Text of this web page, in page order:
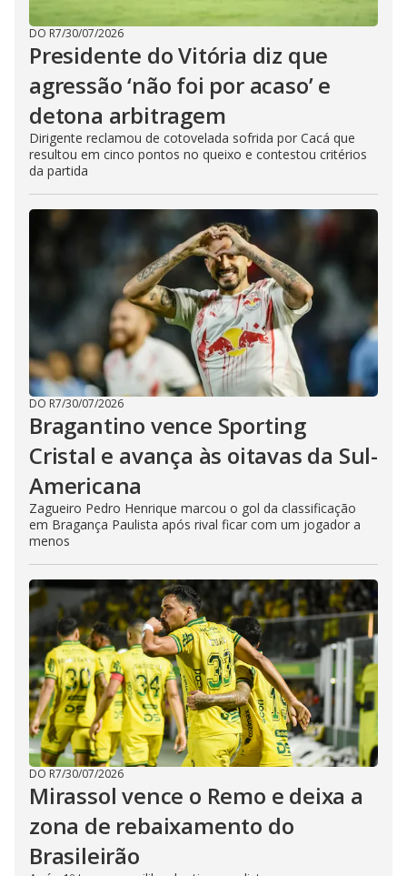
DO R7/30/07/2026
Presidente do Vitória diz que
agressão ‘não foi por acaso’ e
detona arbitragem
Dirigente reclamou de cotovelada sofrida por Cacá que
resultou em cinco pontos no queixo e contestou critérios
da partida
DO R7/30/07/2026
Bragantino vence Sporting
Cristal e avança às oitavas da Sul-
Americana
Zagueiro Pedro Henrique marcou o gol da classificação
em Bragança Paulista após rival ficar com um jogador a
menos
DO R7/30/07/2026
Mirassol vence o Remo e deixa a
zona de rebaixamento do
Brasileirão